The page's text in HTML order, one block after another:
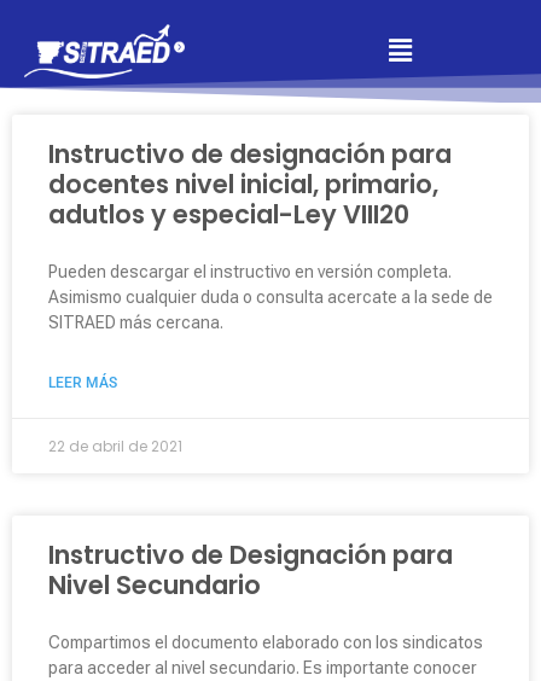
Instructivo de designación para
docentes nivel inicial, primario,
adutlos y especial-Ley VIII20
Pueden descargar el instructivo en versión completa.
Asimismo cualquier duda o consulta acercate a la sede de
SITRAED más cercana.
LEER MÁS
22 de abril de 2021
Instructivo de Designación para
Nivel Secundario
Compartimos el documento elaborado con los sindicatos
para acceder al nivel secundario. Es importante conocer